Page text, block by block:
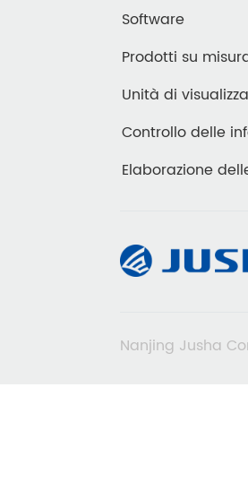
Software
Prodotti su
Unità di
Controllo delle
Elaborazione
Nanjing Jusha